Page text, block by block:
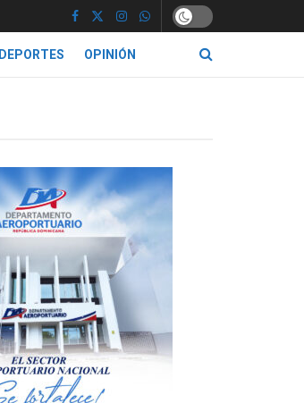
DEPORTES OPINIÓN